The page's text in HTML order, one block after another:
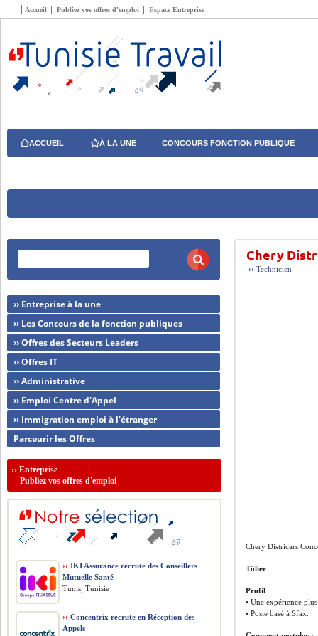
Accueil Publiez vos offres d’emploi Espace Entreprise
ACCUEIL À LA UNE CONCOURS FONCTION PUBLIQUE
Chery
››Technicien
Chery Districars
Tôlier
Profil
• Une expérience
• Poste basé à Sfax.
›› Entreprise à la une
›› Les Concours de la fonction publiques
›› Offres des Secteurs Leaders
›› Offres IT
›› Administrative
›› Emploi Centre d'Appel
›› Immigration emploi à l'étranger
Parcourir les Offres
››Entreprise
Publiez vos offres d'emploi
›› IKI Assurance recrute des Conseillers
Mutuelle Santé
Tunis, Tunisie
›› Concentrix recrute en Réception des
Appels